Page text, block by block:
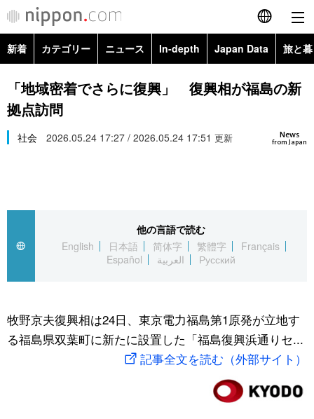
English
简体字
Русский
カテゴリー
経済・ビジネス
国際
文化
トップ
アーカイブ
In-depth
Japan Data
動画/Live
新着 カテゴリー ニュース In-depth Japan Data 旅と
政治・外交
経済・ビジネス
スポーツ・東京2020
Topics
「地域密着でさらに復興」 復興相が福島の新
拠点訪問
News
from Japan
社会 2026.05.24 17:27 / 2026.05.24 17:51 更新
他の言語で読む
English
日本語 简体字 繁體字
Français
Español
العربية Русский
牧野京夫復興相は24日、東京電力福島第1原発が立地す
る福島県双葉町に新たに設置した「福島復興浜通りセ...
記事全文を読む（外部サイト）